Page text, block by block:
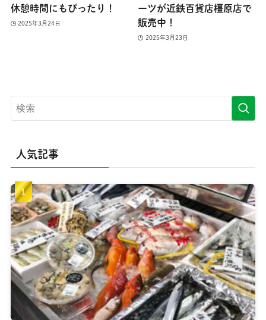
休憩時間にもぴったり！
2025年3月24日
ーツが近鉄百貨店橿原店で
販売中！
2025年3月23日
人気記事